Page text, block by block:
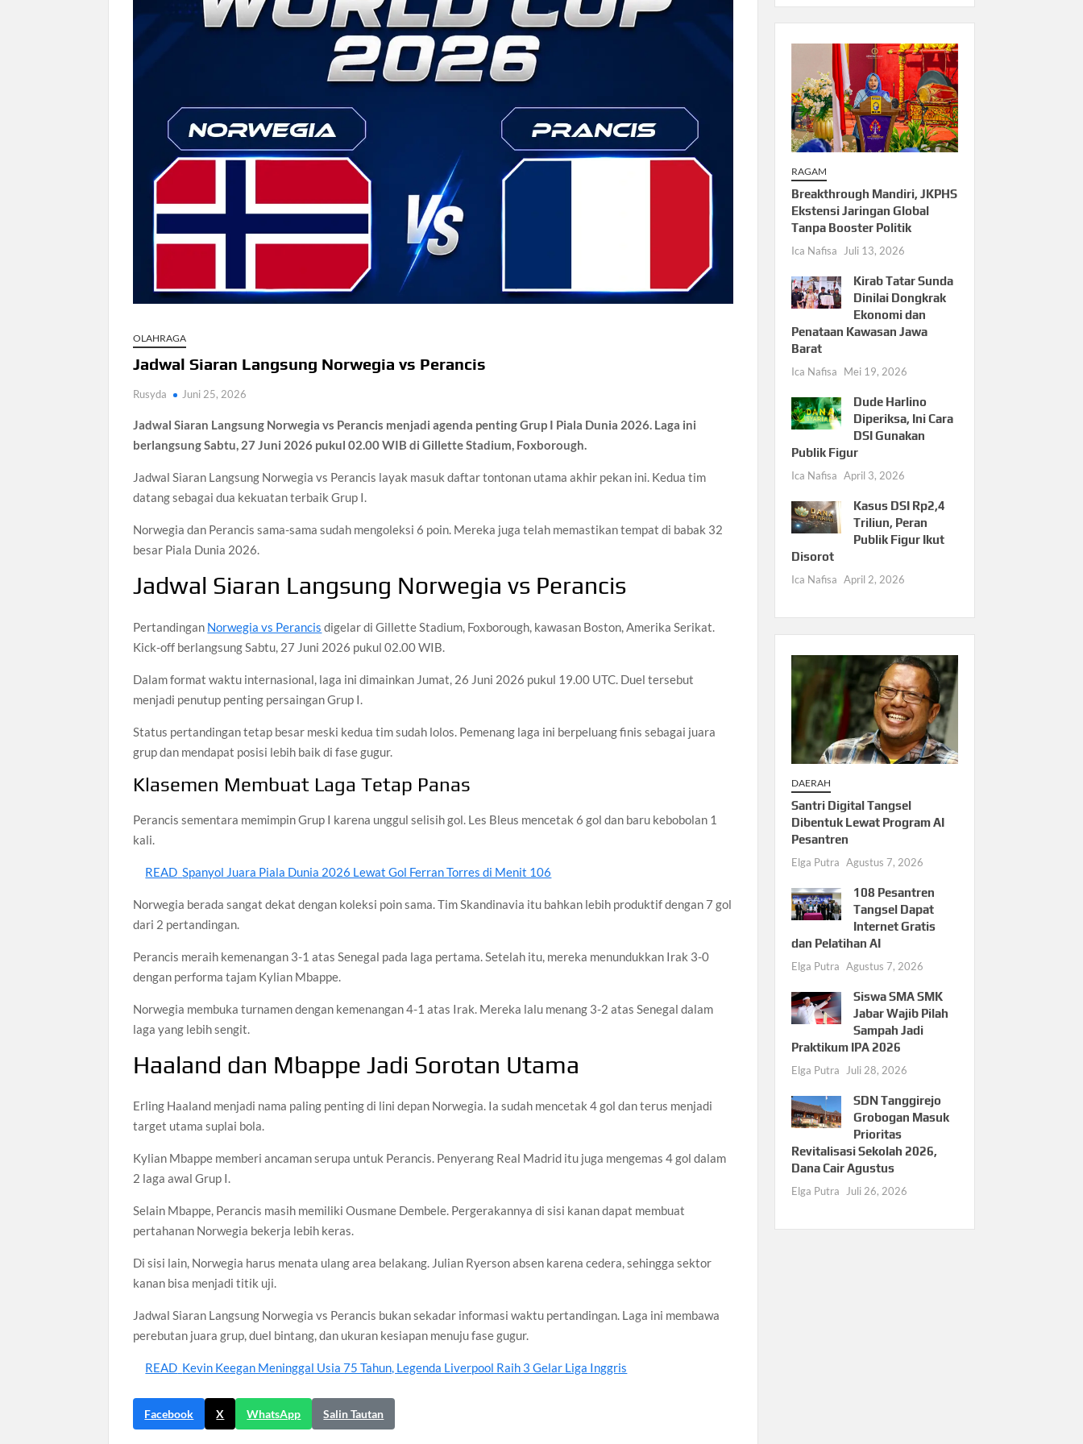
Dokter Ungkap Dampak Padel pada Cedera Kaki 2026
Sidang MK Bahas Tanggung Jawab Maskapai Saat Delay
Box Office Hollywood 2026 Tembus 4 Film Rp18 Triliun
OLAHRAGA
Jadwal Siaran Langsung Norwegia vs Perancis
Rusyda Juni 25, 2026
Jadwal Siaran Langsung Norwegia vs Perancis menjadi agenda penting Grup I Piala Dunia 2026. Laga ini
berlangsung Sabtu, 27 Juni 2026 pukul 02.00 WIB di Gillette Stadium, Foxborough.
Jadwal Siaran Langsung Norwegia vs Perancis layak masuk daftar tontonan utama akhir pekan ini. Kedua tim
datang sebagai dua kekuatan terbaik Grup I.
Norwegia dan Perancis sama-sama sudah mengoleksi 6 poin. Mereka juga telah memastikan tempat di babak 32
besar Piala Dunia 2026.
Jadwal Siaran Langsung Norwegia vs Perancis
Pertandingan Norwegia vs Perancis digelar di Gillette Stadium, Foxborough, kawasan Boston, Amerika Serikat.
Kick-off berlangsung Sabtu, 27 Juni 2026 pukul 02.00 WIB.
Dalam format waktu internasional, laga ini dimainkan Jumat, 26 Juni 2026 pukul 19.00 UTC. Duel tersebut
menjadi penutup penting persaingan Grup I.
Status pertandingan tetap besar meski kedua tim sudah lolos. Pemenang laga ini berpeluang finis sebagai juara
grup dan mendapat posisi lebih baik di fase gugur.
Klasemen Membuat Laga Tetap Panas
Perancis sementara memimpin Grup I karena unggul selisih gol. Les Bleus mencetak 6 gol dan baru kebobolan 1
kali.
READ Spanyol Juara Piala Dunia 2026 Lewat Gol Ferran Torres di Menit 106
Norwegia berada sangat dekat dengan koleksi poin sama. Tim Skandinavia itu bahkan lebih produktif dengan 7 gol
dari 2 pertandingan.
Perancis meraih kemenangan 3-1 atas Senegal pada laga pertama. Setelah itu, mereka menundukkan Irak 3-0
dengan performa tajam Kylian Mbappe.
Norwegia membuka turnamen dengan kemenangan 4-1 atas Irak. Mereka lalu menang 3-2 atas Senegal dalam
laga yang lebih sengit.
Haaland dan Mbappe Jadi Sorotan Utama
Erling Haaland menjadi nama paling penting di lini depan Norwegia. Ia sudah mencetak 4 gol dan terus menjadi
target utama suplai bola.
Kylian Mbappe memberi ancaman serupa untuk Perancis. Penyerang Real Madrid itu juga mengemas 4 gol dalam
2 laga awal Grup I.
Selain Mbappe, Perancis masih memiliki Ousmane Dembele. Pergerakannya di sisi kanan dapat membuat
pertahanan Norwegia bekerja lebih keras.
Di sisi lain, Norwegia harus menata ulang area belakang. Julian Ryerson absen karena cedera, sehingga sektor
kanan bisa menjadi titik uji.
Jadwal Siaran Langsung Norwegia vs Perancis bukan sekadar informasi waktu pertandingan. Laga ini membawa
perebutan juara grup, duel bintang, dan ukuran kesiapan menuju fase gugur.
READ Kevin Keegan Meninggal Usia 75 Tahun, Legenda Liverpool Raih 3 Gelar Liga Inggris
Facebook X WhatsApp Salin Tautan
RAGAM
Breakthrough Mandiri, JKPHS
Ekstensi Jaringan Global
Tanpa Booster Politik
Ica Nafisa Juli 13, 2026
Kirab Tatar Sunda
Dinilai Dongkrak
Ekonomi dan
Penataan Kawasan Jawa
Barat
Ica Nafisa Mei 19, 2026
Dude Harlino
Diperiksa, Ini Cara
DSI Gunakan
Publik Figur
Ica Nafisa April 3, 2026
Kasus DSI Rp2,4
Triliun, Peran
Publik Figur Ikut
Disorot
Ica Nafisa April 2, 2026
DAERAH
Santri Digital Tangsel
Dibentuk Lewat Program AI
Pesantren
Elga Putra Agustus 7, 2026
108 Pesantren
Tangsel Dapat
Internet Gratis
dan Pelatihan AI
Elga Putra Agustus 7, 2026
Siswa SMA SMK
Jabar Wajib Pilah
Sampah Jadi
Praktikum IPA 2026
Elga Putra Juli 28, 2026
SDN Tanggirejo
Grobogan Masuk
Prioritas
Revitalisasi Sekolah 2026,
Dana Cair Agustus
Elga Putra Juli 26, 2026